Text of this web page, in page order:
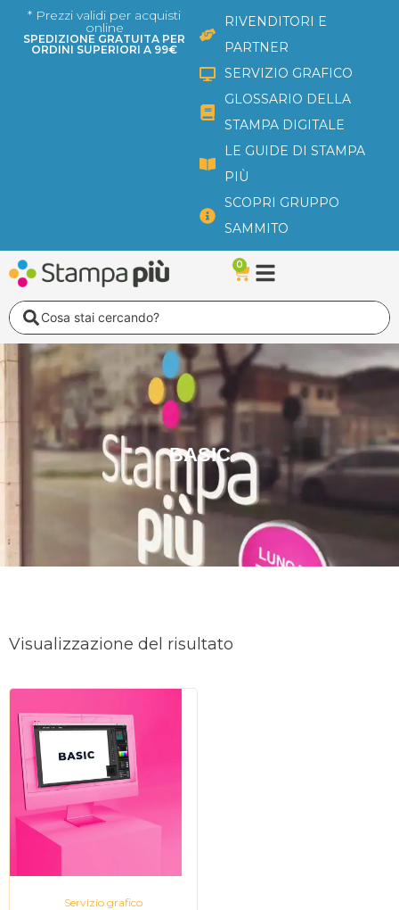
* Prezzi validi per acquisti
online
SPEDIZIONE GRATUITA PER
ORDINI SUPERIORI A 99€
RIVENDITORI E
PARTNER
SERVIZIO GRAFICO
GLOSSARIO DELLA
STAMPA DIGITALE
LE GUIDE DI STAMPA
PIÙ
SCOPRI GRUPPO
SAMMITO
0
Carrello
Search
...
BASIC
Visualizzazione del risultato
Servizio grafico